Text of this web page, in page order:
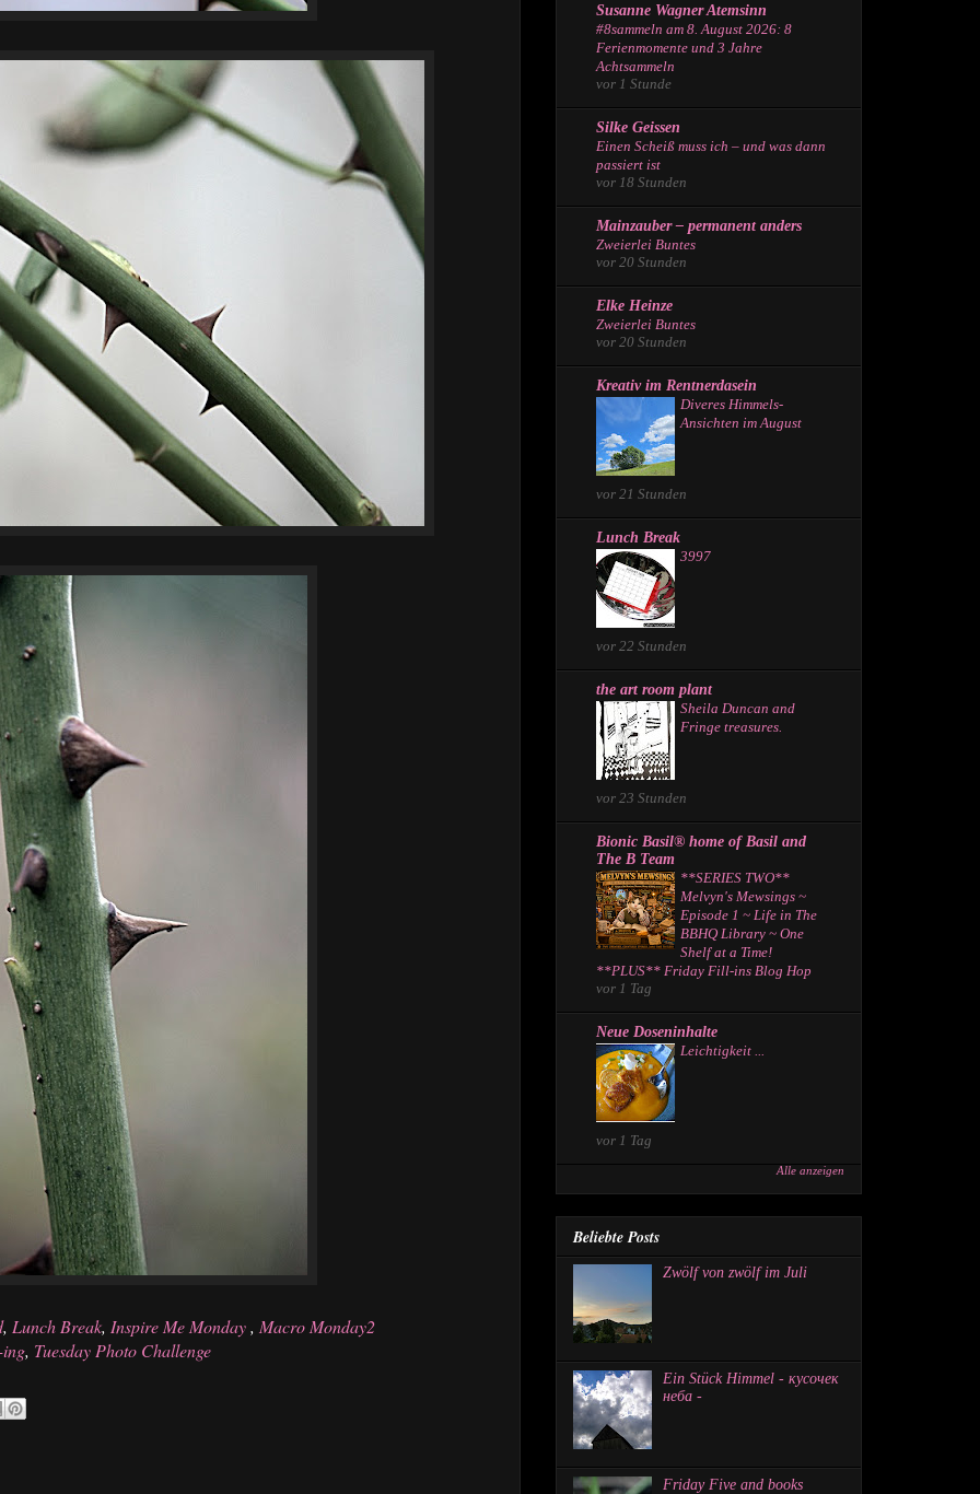
, Lunch Break, Inspire Me Monday, Macro Monday2
, Tuesday Photo Challenge
Susanne Wagner Atemsinn
#8sammeln am 8. August 2026: 8
Ferienmomente und 3 Jahre
Achtsammeln
vor 1 Stunde
Silke Geissen
Einen Scheiß muss ich – und was dann
passiert ist
vor 18 Stunden
Mainzauber – permanent anders
Zweierlei Buntes
vor 20 Stunden
Elke Heinze
Zweierlei Buntes
vor 20 Stunden
Kreativ im Rentnerdasein
Diveres Himmels-
Ansichten im August
vor 21 Stunden
Lunch Break
3997
vor 22 Stunden
the art room plant
Sheila Duncan and
Fringe treasures.
vor 23 Stunden
Bionic Basil® home of Basil and
The B Team
**SERIES TWO**
Melvyn's Mewsings ~
Episode 1 ~ Life in The
BBHQ Library ~ One
Shelf at a Time!
**PLUS** Friday Fill-ins Blog Hop
vor 1 Tag
Neue Doseninhalte
Leichtigkeit ...
vor 1 Tag
Alle anzeigen
Beliebte Posts
Zwölf von zwölf im Juli
Ein Stück Himmel - кусочек
неба -
Friday Five and books